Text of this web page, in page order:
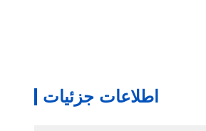
اطلاعات جزئیات